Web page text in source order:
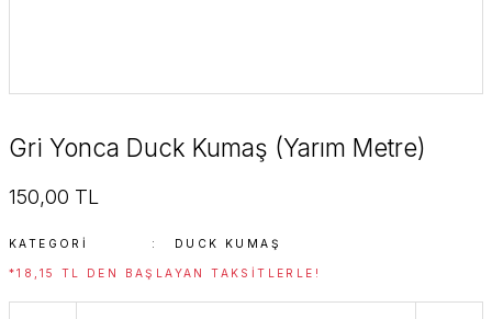
Gri Yonca Duck Kumaş (Yarım Metre)
150,00 TL
KATEGORI DUCK KUMAŞ
*18,15 TL DEN BAŞLAYAN TAKSITLERLE!